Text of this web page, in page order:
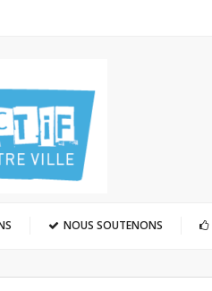
NOUS SOUTENONS